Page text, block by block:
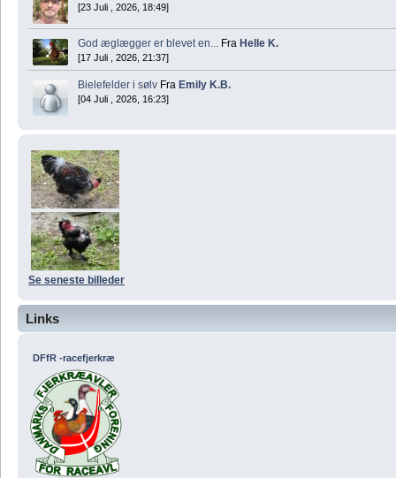
[23 Juli , 2026, 18:49]
God æglægger er blevet en... Fra Helle K.
[17 Juli , 2026, 21:37]
Bielefelder i sølv Fra Emily K.B.
[04 Juli , 2026, 16:23]
Se seneste billeder
Links
DFfR -racefjerkræ